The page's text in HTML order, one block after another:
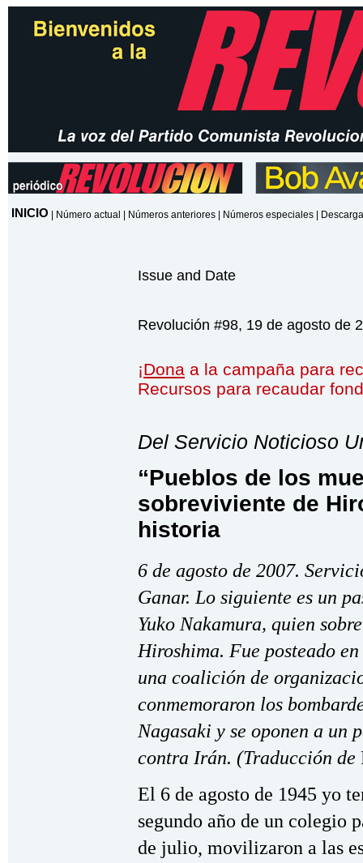
INICIO Número actual Números anteriores Números especiales
Issue and Date
Revolución #98, 19 de agosto de
¡Dona a la campaña para
Recursos para recaudar
Del Servicio Noticioso
“Pueblos de los
sobreviviente de
historia
6 de agosto de 2007.
Ganar. Lo siguiente es un
Yuko Nakamura, quien
Hiroshima. Fue posteado
una coalición de
conmemoraron los
Nagasaki y se oponen a un
contra Irán. (Traducción de
El 6 de agosto de 1945 yo
segundo año de un colegio
de julio, movilizaron a las